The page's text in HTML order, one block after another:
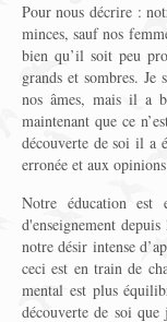
Pour nous décrire :
minces, sauf nos
bien qu’il soit peu
grands et sombres.
nos âmes, mais il a
maintenant que ce
découverte de soi il a
erronée et aux
Notre éducation est
d'enseignement
notre désir intense
ceci est en train de
mental est plus
découverte de soi